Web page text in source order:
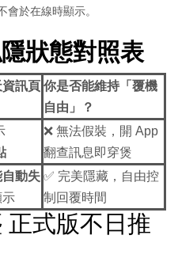
會於在線時顯示。
狀態對照表
訊頁 你是否能維持「覆機
自由」？
❌ 無法假裝，開 App
翻查訊息即穿煲
動失
示
✅ 完美隱藏，自由控
制回覆時間
正式版不日推